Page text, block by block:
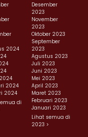
2024
2024
2024
di
Desember
2023
November
2023
Oktober 2023
September
2023
Agustus 2023
Juli 2023
Juni 2023
Mei 2023
April 2023
Maret 2023
Februari 2023
Januari 2023
Lihat semua di
2023 >